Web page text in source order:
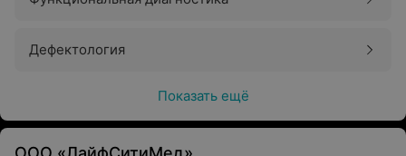
Дефектология
Показать ещё